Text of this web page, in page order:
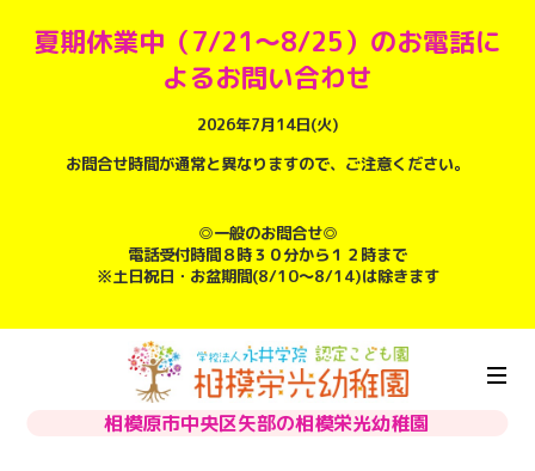
夏期休業中（7/21～8/25）のお電話に
よるお問い合わせ
2026年7月14日(火)
お問合せ時間が通常と異なりますので、ご注意ください。
◎一般のお問合せ◎
電話受付時間８時３０分から１２時まで
※土日祝日・お盆期間(8/10～8/14)は除きます
相模原市中央区矢部の相模栄光幼稚園